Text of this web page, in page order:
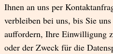
Ihnen an uns per
verbleiben bei uns, bis Sie
auffordern, Ihre Einwilligung
oder der Zweck für die